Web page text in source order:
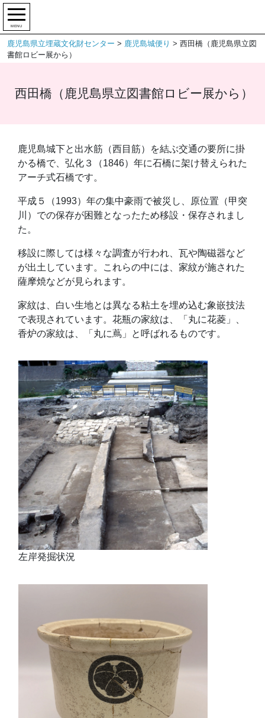
MENU
鹿児島県立埋蔵文化財センター > 鹿児島城便り > 西田橋（鹿児島県立図
書館ロビー展から）
西田橋（鹿児島県立図書館ロビー展から）
鹿児島城下と出水筋（西目筋）を結ぶ交通の要所に掛
かる橋で、弘化３（1846）年に石橋に架け替えられた
アーチ式石橋です。
平成５（1993）年の集中豪雨で被災し、原位置（甲突
川）での保存が困難となったため移設・保存されまし
た。
移設に際しては様々な調査が行われ、瓦や陶磁器など
が出土しています。これらの中には、家紋が施された
薩摩焼などが見られます。
家紋は、白い生地とは異なる粘土を埋め込む象嵌技法
で表現されています。花瓶の家紋は、「丸に花菱」、
香炉の家紋は、「丸に蔦」と呼ばれるものです。
左岸発掘状況